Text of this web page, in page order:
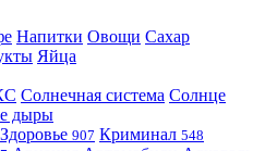
Напитки Овощи Сахар
Яйца
Солнечная система Солнце
дыры
Здоровье 907 Криминал 548